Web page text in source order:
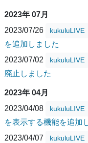
2023年 07月
2023/07/26
kukuluLIVE
を追加しました
2023/07/02
kukuluLIVE
廃止しました
2023年 04月
2023/04/08
kukuluLIVE
を表示する機能を追加
2023/04/07
kukuluLIVE